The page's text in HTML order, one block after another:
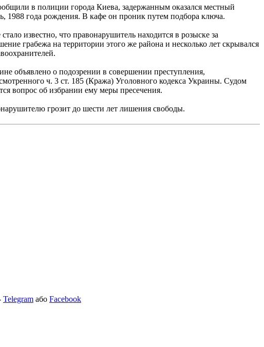
в полиции города Киева, задержанным оказался местный
1988 года рождения. В кафе он проник путем подбора ключа.
известно, что правонарушитель находится в розыске за
грабежа на территории этого же района и несколько лет скрывался
объявлено о подозрении в совершении преступления,
ч. 3 ст. 185 (Кража) Уголовного кодекса Украины. Судом
вопрос об избрании ему меры пресечения.
грозит до шести лет лишения свободы.
Telegram або Facebook